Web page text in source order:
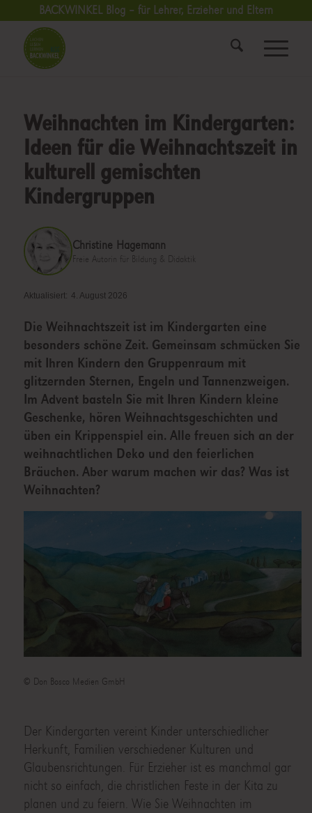
BACKWINKEL Blog – für Lehrer, Erzieher und Eltern
Weihnachten im Kindergarten:
Ideen für die Weihnachtszeit in
kulturell gemischten
Kindergruppen
Christine Hagemann
Freie Autorin für Bildung & Didaktik
Aktualisiert: 4. August 2026
Die Weihnachtszeit ist im Kindergarten eine
besonders schöne Zeit. Gemeinsam schmücken Sie
mit Ihren Kindern den Gruppenraum mit
glitzernden Sternen, Engeln und Tannenzweigen.
Im Advent basteln Sie mit Ihren Kindern kleine
Geschenke, hören Weihnachtsgeschichten und
üben ein Krippenspiel ein. Alle freuen sich an der
weihnachtlichen Deko und den feierlichen
Bräuchen. Aber warum machen wir das? Was ist
Weihnachten?
© Don Bosco Medien GmbH
Der Kindergarten vereint Kinder unterschiedlicher
Herkunft, Familien verschiedener Kulturen und
Glaubensrichtungen. Für Erzieher ist es manchmal gar
nicht so einfach, die christlichen Feste in der Kita zu
planen und zu feiern. Wie Sie Weihnachten im